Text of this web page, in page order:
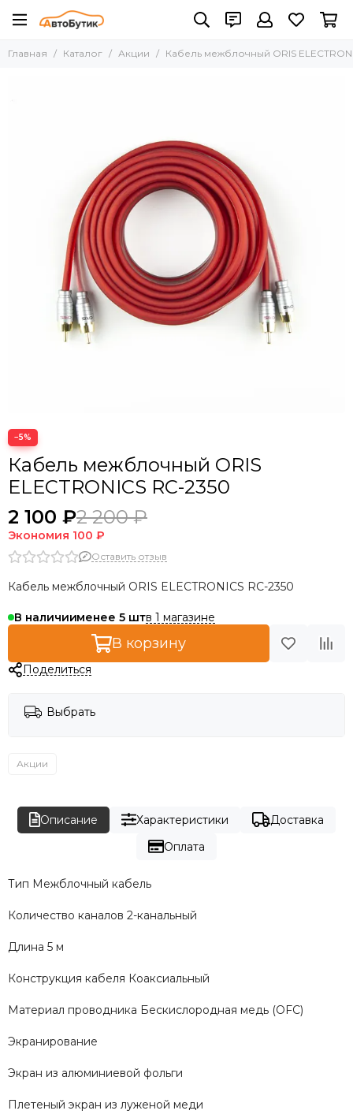
Главная Каталог Акции Кабель межблочный ORIS
−5%
Кабель межблочный ORIS
ELECTRONICS RC-2350
2 100 ₽2 200 ₽
Экономия 100 ₽
Оставить отзыв
Кабель межблочный ORIS ELECTRONICS RC-2350
В наличиименее 5 в 1 магазине
В корзину
Поделиться
Выбрать
Акции
Описание Характеристики
Доставка
Оплата
Тип Межблочный кабель
Количество каналов 2-канальный
Длина 5 м
Конструкция кабеля Коаксиальный
Материал проводника Бескислородная медь (OFC)
Экранирование
Экран из алюминиевой фольги
Плетеный экран из луженой меди